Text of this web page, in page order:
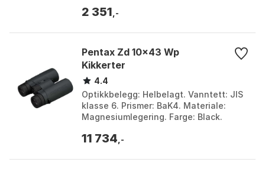
2 351 ,-
Pentax Zd 10x43 Wp
Kikkerter
4.4
Optikkbelegg: Helbelagt. Vanntett: JIS
klasse 6. Prismer: BaK4. Materiale:
Magnesiumlegering. Farge: Black.
11 734 ,-